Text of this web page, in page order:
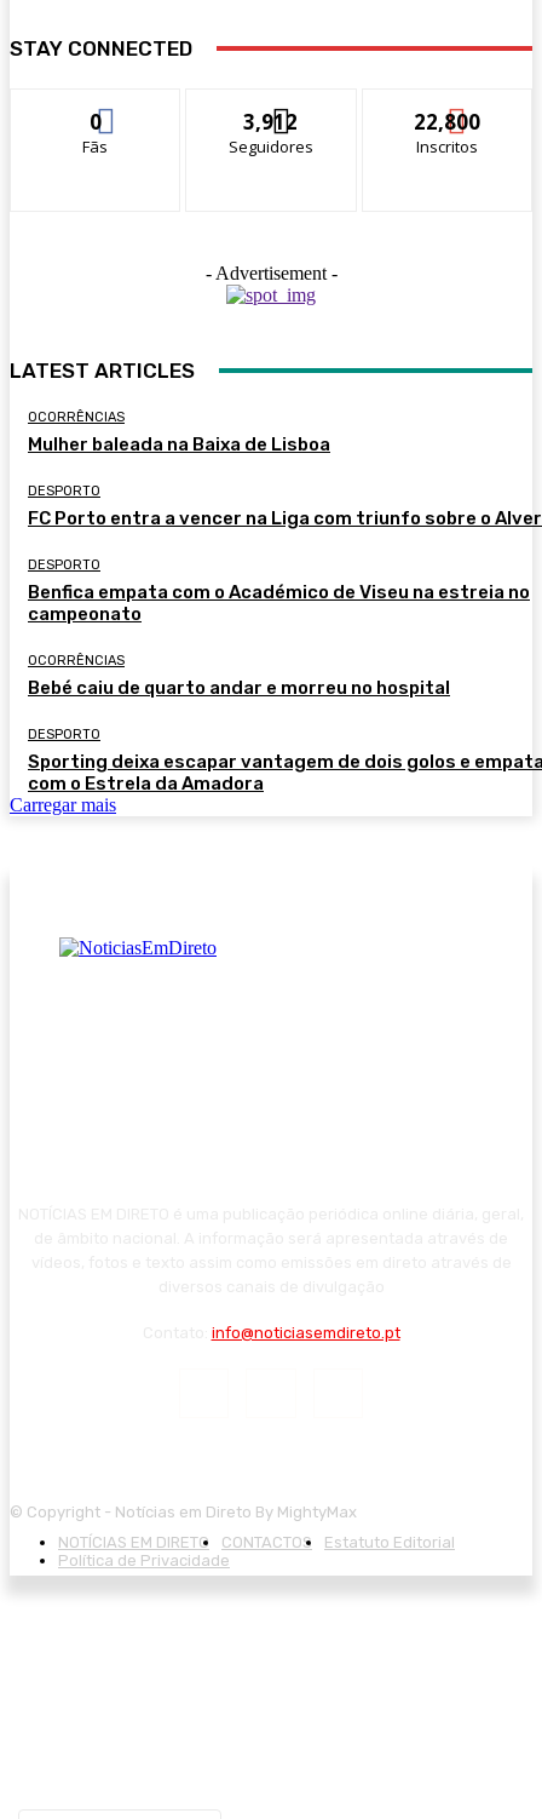
STAY CONNECTED
0
Fãs
3,912
Seguidores
22,800
Inscritos
- Advertisement -
LATEST ARTICLES
OCORRÊNCIAS
Mulher baleada na Baixa de Lisboa
DESPORTO
FC Porto entra a vencer na Liga com triunfo sobre o
DESPORTO
Benfica empata com o Académico de Viseu na estreia no
campeonato
OCORRÊNCIAS
Bebé caiu de quarto andar e morreu no hospital
DESPORTO
Sporting deixa escapar vantagem de dois golos e
com o Estrela da Amadora
Carregar mais
info@noticiasemdireto.pt
© Copyright - Notícias em Direto By MightyMax
NOTÍCIAS EM DIRETO
CONTACTOS
Estatuto Editorial
Política de Privacidade